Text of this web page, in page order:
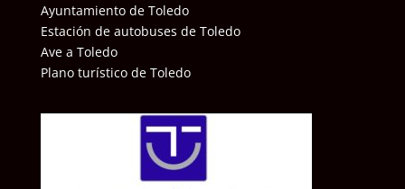
Ayuntamiento de Toledo
Estación de autobuses de Toledo
Ave a Toledo
Plano turístico de Toledo